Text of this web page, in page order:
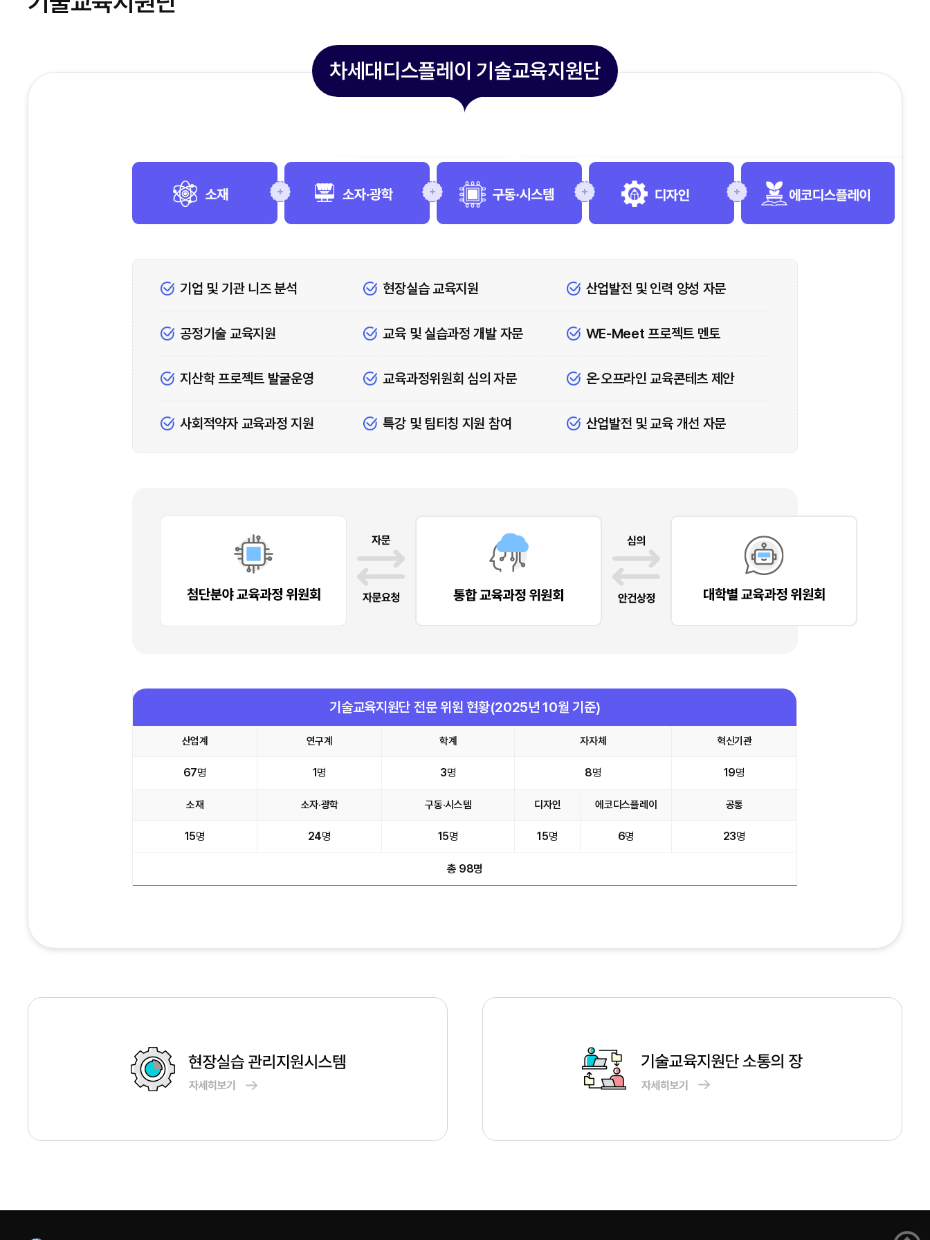
차세대디스플레이 기술교육지원단
기업 및 기관 니즈 분석 현장실습 교육지원 산업발전 및 인력 양성 자문
공정기술 교육지원 교육 및 실습과정 개발 자문 WE-Meet 프로젝트 멘토
지산학 프로젝트 발굴운영 교육과정위원회 심의 자문 온·오프라인 교육콘테츠 제안
사회적약자 교육과정 지원 특강 및 팀티칭 지원 참여 산업발전 및 교육 개선 자문
기술교육지원단 전문 위원 현황(2025년 10월 기준)
산업계 연구계 학계 자자체 혁신기관
67명 1명 3명 8명 19명
소재 소자·광학 구동·시스템 디자인 에코디스플레이 공통
15명 24명 15명 15명 6명 23명
총 98명